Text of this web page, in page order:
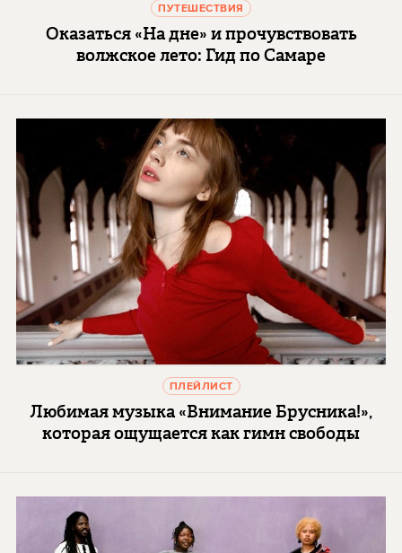
ПУТЕШЕСТВИЯ
Оказаться «На дне» и прочувствовать
волжское лето: Гид по Самаре
ПЛЕЙЛИСТ
Любимая музыка «Внимание Брусника!»,
которая ощущается как гимн свободы